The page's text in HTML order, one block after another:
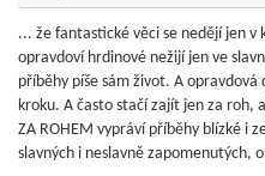
... že fantastické věci se nedějí jen
opravdoví hrdinové nežijí jen ve
příběhy píše sám život. A
kroku. A často stačí zajít jen za roh,
ZA ROHEM vypráví příběhy blízké i
slavných i neslavně zapomenutých,